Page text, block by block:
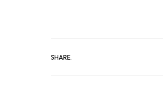
SHARE.